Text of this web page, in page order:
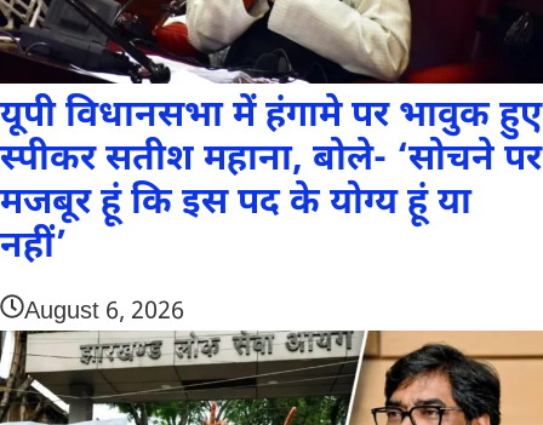
यूपी विधानसभा में हंगामे पर भावुक हुए
स्पीकर सतीश महाना, बोले- ‘सोचने पर
मजबूर हूं कि इस पद के योग्य हूं या
नहीं’
August 6, 2026